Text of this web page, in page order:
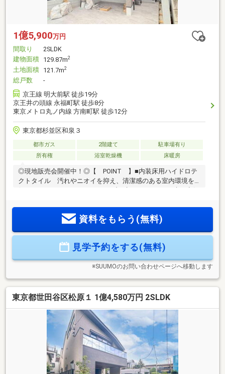
1億5,900万円
間取り
2SLDK
建物面積 129.87m2
土地面積 121.7m2
総戸数
-
京王線 明大前駅 徒歩19分
京王井の頭線 永福町駅 徒歩8分
東京メトロ丸ノ内線 方南町駅 徒歩12分
東京都杉並区和泉３
都市ガス 2階建て
駐車場有り
所有権
浴室乾燥機 床暖房
◎現地販売会開催中！◎【 POINT 】■内装床用ハイドロテ
クトタイル 汚れやニオイを抑え、清潔感のある室内環境を
保ちます♪■ウルトラファインバブル水＋ナノイーX 水と空気
付きバスルーム+Wボウル洗面台でホテルライクなバス空間♪■
車庫付き＋WIC＋温水式床暖房 収納力と快適性を備え日常を
宿・渋谷・東京方面へもスムーズにアクセス可！■永福町駅周
辺や方南町エリアには飲食店やカフェ 個人店も点在し外食
資料をもらう(無料)
見学予約をする(無料)
※SUUMOのお問い合わせページへ移動します
東京都世田谷区松原１ 1億4,580万円 2SLDK